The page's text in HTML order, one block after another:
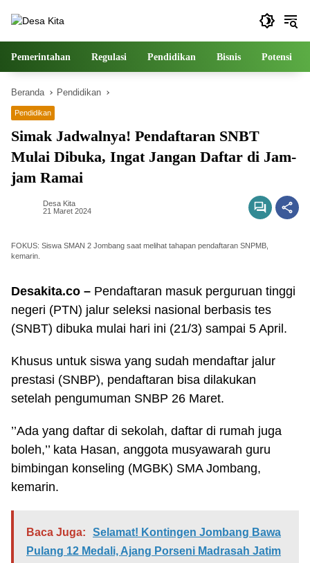
Pemerintahan Regulasi Pendidikan Bisnis Potensi
Beranda Pendidikan
Pendidikan
Simak Jadwalnya! Pendaftaran SNBT
Mulai Dibuka, Ingat Jangan Daftar di Jam-
jam Ramai
Desa Kita
21 Maret 2024
FOKUS: Siswa SMAN 2 Jombang saat melihat tahapan pendaftaran SNPMB,
kemarin.
Desakita.co – Pendaftaran masuk perguruan tinggi
negeri (PTN) jalur seleksi nasional berbasis tes
(SNBT) dibuka mulai hari ini (21/3) sampai 5 April.
Khusus untuk siswa yang sudah mendaftar jalur
prestasi (SNBP), pendaftaran bisa dilakukan
setelah pengumuman SNBP 26 Maret.
’’Ada yang daftar di sekolah, daftar di rumah juga
boleh,’’ kata Hasan, anggota musyawarah guru
bimbingan konseling (MGBK) SMA Jombang,
kemarin.
Baca Juga:
Selamat! Kontingen Jombang Bawa
Pulang 12 Medali, Ajang Porseni Madrasah Jatim